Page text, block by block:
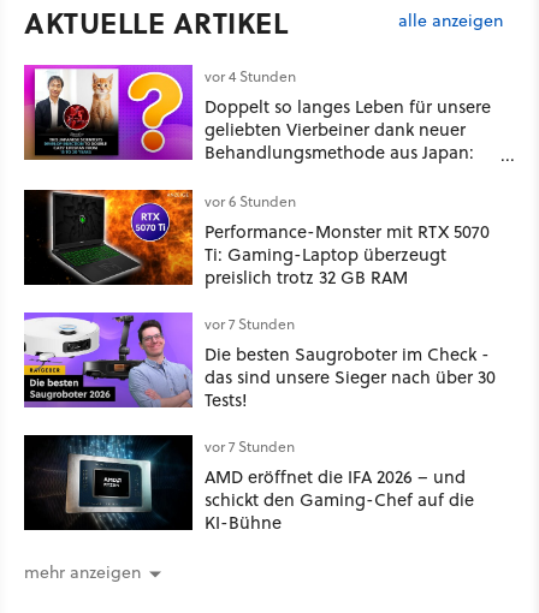
AKTUELLE ARTIKEL alle anzeigen
vor 4 Stunden
Doppelt so langes Leben für unsere
geliebten Vierbeiner dank neuer
Behandlungsmethode aus Japan:
Kommentare zeigt, dass es nicht so
einfach ist
vor 6 Stunden
Performance-Monster mit RTX 5070
Ti: Gaming-Laptop überzeugt
preislich trotz 32 GB RAM
vor 7 Stunden
Die besten Saugroboter im Check -
das sind unsere Sieger nach über 30
Tests!
vor 7 Stunden
AMD eröffnet die IFA 2026 – und
schickt den Gaming-Chef auf die
KI-Bühne
mehr anzeigen